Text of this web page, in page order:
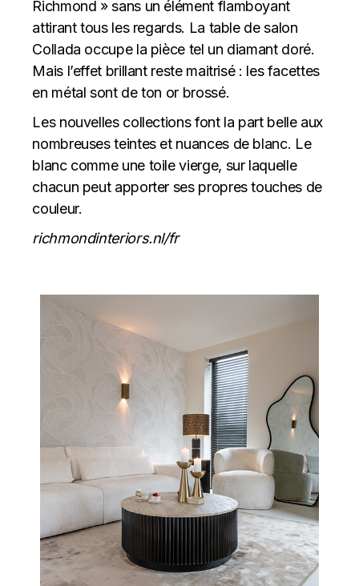
Richmond » sans un élément flamboyant
attirant tous les regards. La table de salon
Collada occupe la pièce tel un diamant doré.
Mais l’effet brillant reste maitrisé : les facettes
en métal sont de ton or brossé.
Les nouvelles collections font la part belle aux
nombreuses teintes et nuances de blanc. Le
blanc comme une toile vierge, sur laquelle
chacun peut apporter ses propres touches de
couleur.
richmondinteriors.nl/fr